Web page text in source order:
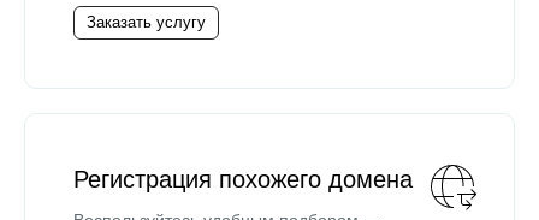
Заказать услугу
Регистрация похожего домена